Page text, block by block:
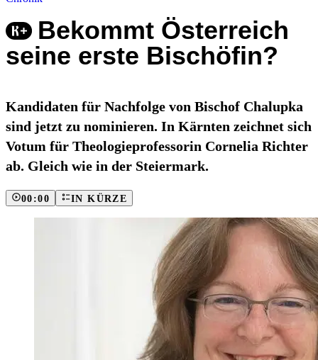
Bekommt Österreich
seine erste Bischöfin?
Kandidaten für Nachfolge von Bischof Chalupka
sind jetzt zu nominieren. In Kärnten zeichnet sich
Votum für Theologieprofessorin Cornelia Richter
ab. Gleich wie in der Steiermark.
00:00 IN KÜRZE